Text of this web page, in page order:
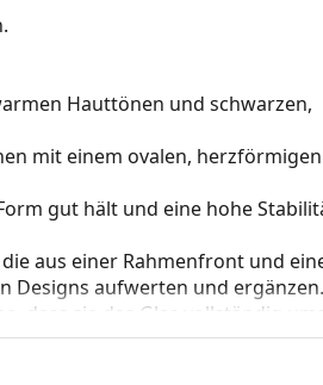
Hauttönen und schwarzen,
mit einem ovalen,
gut hält und eine hohe
aus einer Rahmenfront und
Designs aufwerten und
dass sie das Glas vollständig
ist für alle Gläser